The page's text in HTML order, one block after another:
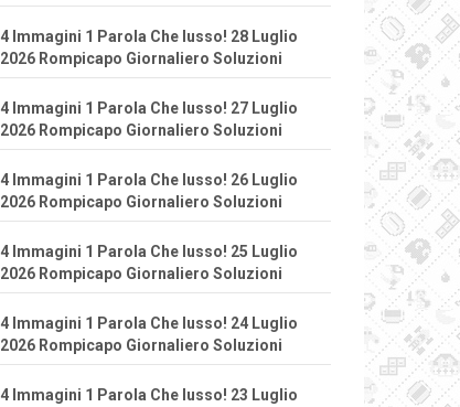
4 Immagini 1 Parola Che lusso! 28 Luglio
2026 Rompicapo Giornaliero Soluzioni
4 Immagini 1 Parola Che lusso! 27 Luglio
2026 Rompicapo Giornaliero Soluzioni
4 Immagini 1 Parola Che lusso! 26 Luglio
2026 Rompicapo Giornaliero Soluzioni
4 Immagini 1 Parola Che lusso! 25 Luglio
2026 Rompicapo Giornaliero Soluzioni
4 Immagini 1 Parola Che lusso! 24 Luglio
2026 Rompicapo Giornaliero Soluzioni
4 Immagini 1 Parola Che lusso! 23 Luglio